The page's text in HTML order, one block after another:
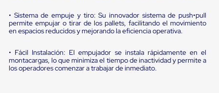
con
sistema
de
retención
ruedas
Retenedores
de
• Sistema de empuje y tiro: Su innovador sistema de push•pull
permite empujar o tirar de los pallets, facilitando el movimiento
en espacios reducidos y mejorando la eficiencia operativa.
• Fácil Instalación: El empujador se instala rápidamente en el
montacargas, lo que minimiza el tiempo de inactividad y permite a
los operadores comenzar a trabajar de inmediato.